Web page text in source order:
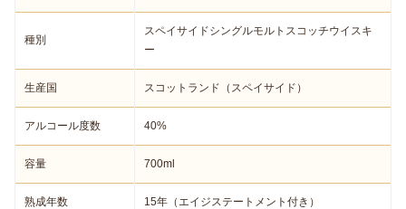
種別
スペイサイドシングルモルトスコッチウイスキ
ー
生産国 スコットランド（スペイサイド）
アルコール度数 40%
容量 700ml
熟成年数 15年（エイジステートメント付き）